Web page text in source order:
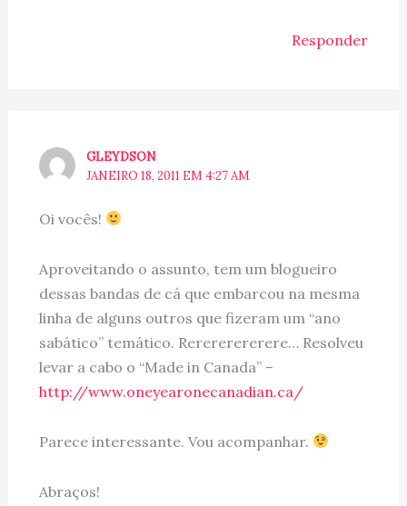
Responder
GLEYDSON
JANEIRO 18, 2011 EM 4:27 AM
Oi vocês!
Aproveitando o assunto, tem um blogueiro
dessas bandas de cá que embarcou na mesma
linha de alguns outros que fizeram um “ano
sabático” temático. Rerererererere… Resolveu
levar a cabo o “Made in Canada” –
http://www.oneyearonecanadian.ca/
Parece interessante. Vou acompanhar.
Abraços!